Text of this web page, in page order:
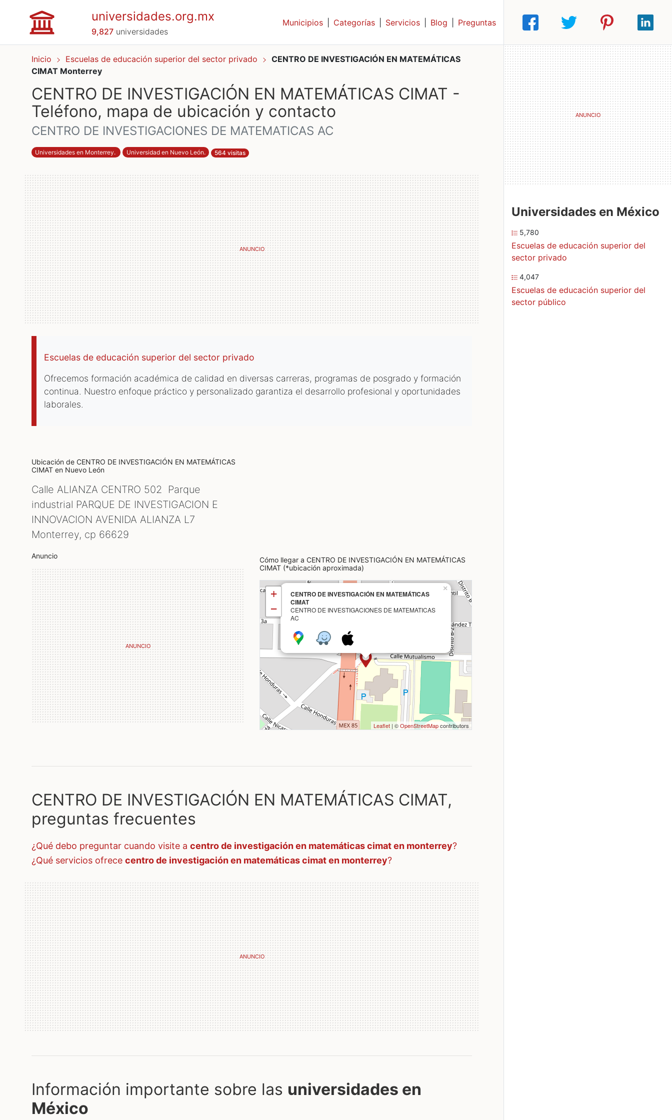
universidades.org.mx
9,827universidades
Municipios Categorías Servicios Blog Preguntas
Inicio Escuelas de educación superior del sector privado
CENTRO DE INVESTIGACIÓN EN MATEMÁTICAS
CIMAT Monterrey
CENTRO DE INVESTIGACIÓN EN MATEMÁTICAS CIMAT -
Teléfono, mapa de ubicación y contacto
CENTRO DE INVESTIGACIONES DE MATEMATICAS AC
Universidades en Monterrey. Universidad en Nuevo León. 564 visitas
Escuelas de educación superior del sector privado
Ofrecemos formación académica de calidad en diversas carreras, programas de posgrado y formación
continua. Nuestro enfoque práctico y personalizado garantiza el desarrollo profesional y oportunidades
laborales.
Ubicación de CENTRO DE INVESTIGACIÓN EN MATEMÁTICAS
CIMAT en Nuevo León
Calle ALIANZA CENTRO 502 Parque
industrial PARQUE DE INVESTIGACION E
INNOVACION AVENIDA ALIANZA L7
Monterrey, cp 66629
Anuncio
Cómo llegar a CENTRO DE INVESTIGACIÓN EN MATEMÁTICAS
CIMAT (*ubicación aproximada)
CENTRO DE INVESTIGACIÓN EN MATEMÁTICAS
CIMAT
CENTRO DE INVESTIGACIONES DE MATEMATICAS
AC
×
+
−
Leaflet | ©OpenStreetMapcontributors
CENTRO DE INVESTIGACIÓN EN MATEMÁTICAS CIMAT,
preguntas frecuentes
¿qué debo preguntar cuando visite a centro de investigación en matemáticas cimat en monterrey?
¿qué servicios ofrece centro de investigación en matemáticas cimat en monterrey?
Información importante sobre las universidades en
México
Universidades en México
5,780
Escuelas de educación superior del
sector privado
4,047
Escuelas de educación superior del
sector público